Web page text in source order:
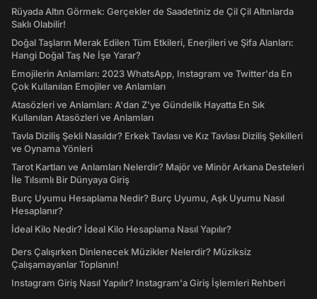
Rüyada Altın Görmek: Gerçekler de Saadetiniz de Çil Çil Altınlarda
Saklı Olabilir!
Doğal Taşların Merak Edilen Tüm Etkileri, Enerjileri ve Şifa Alanları:
Hangi Doğal Taş Ne İşe Yarar?
Emojilerin Anlamları: 2023 WhatsApp, Instagram ve Twitter'da En
Çok Kullanılan Emojiler ve Anlamları
Atasözleri ve Anlamları: A'dan Z'ye Gündelik Hayatta En Sık
Kullanılan Atasözleri ve Anlamları
Tavla Diziliş Şekli Nasıldır? Erkek Tavlası ve Kız Tavlası Diziliş Şekilleri
ve Oynama Yönleri
Tarot Kartları ve Anlamları Nelerdir? Majör ve Minör Arkana Desteleri
İle Tılsımlı Bir Dünyaya Giriş
Burç Uyumu Hesaplama Nedir? Burç Uyumu, Aşk Uyumu Nasıl
Hesaplanır?
İdeal Kilo Nedir? İdeal Kilo Hesaplama Nasıl Yapılır?
Ders Çalışırken Dinlenecek Müzikler Nelerdir? Müziksiz
Çalışamayanlar Toplanın!
Instagram Giriş Nasıl Yapılır? Instagram'a Giriş İşlemleri Rehberi